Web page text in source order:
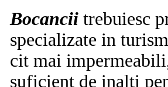
Bocancii trebuiesc
specializate in
cit mai
suficient de inalti